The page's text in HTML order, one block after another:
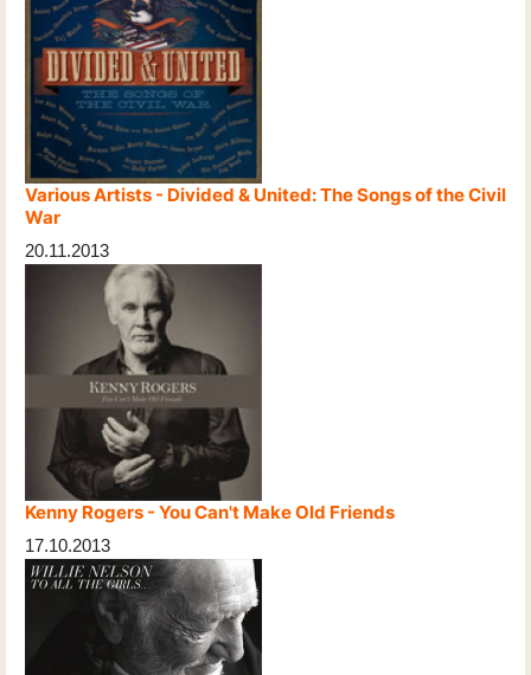
Various Artists - Divided & United: The Songs of the Civil
War
20.11.2013
Kenny Rogers - You Can't Make Old Friends
17.10.2013